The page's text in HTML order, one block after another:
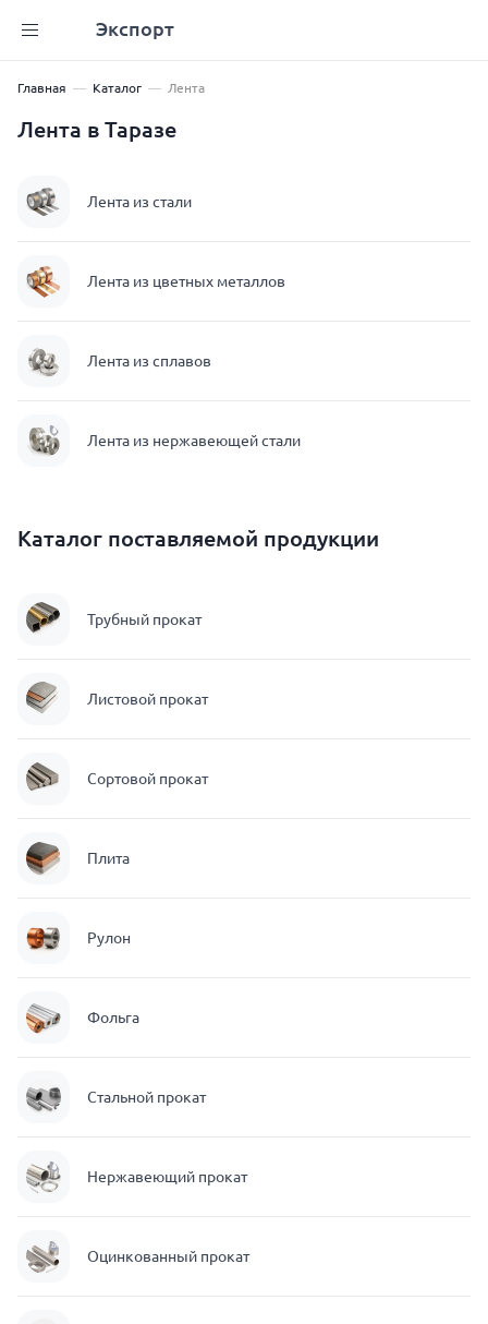
Экспорт
Главная Каталог Лента
Лента в Таразе
Лента из стали
Лента из цветных металлов
Лента из сплавов
Лента из нержавеющей стали
Каталог поставляемой продукции
Трубный прокат
Листовой прокат
Сортовой прокат
Плита
Рулон
Фольга
Стальной прокат
Нержавеющий прокат
Оцинкованный прокат